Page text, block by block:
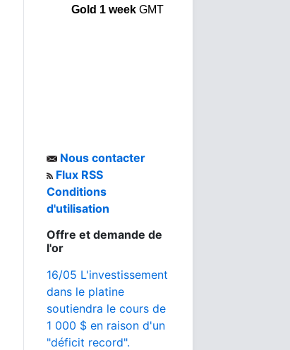
Gold 1 weekGMT
Nous contacter
Flux RSS
Conditions
d'utilisation
Offre et demande de
l'or
16/05 L'investissement
dans le platine
soutiendra le cours de
1 000 $ en raison d'un
"déficit record".